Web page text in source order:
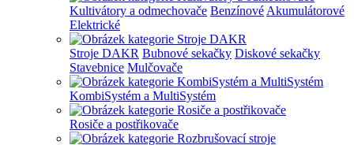
Kultivátory a odmechovače Benzínové Akumulátorové
Elektrické
Stroje DAKR Bubnové sekačky Diskové sekačky
Stavebnice Mulčovače
KombiSystém a MultiSystém
Rosiče a postřikovače